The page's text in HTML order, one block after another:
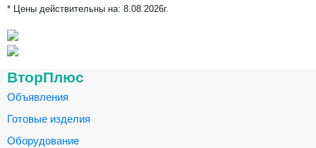
* Цены действительны на: 8.08.2026г.
ВторПлюс
Объявления
Готовые изделия
Оборудование